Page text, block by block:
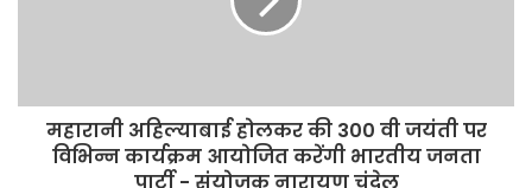
महारानी अहिल्याबाई होलकर की 300 वी जयंती पर
विभिन्न कार्यक्रम आयोजित करेंगी भारतीय जनता